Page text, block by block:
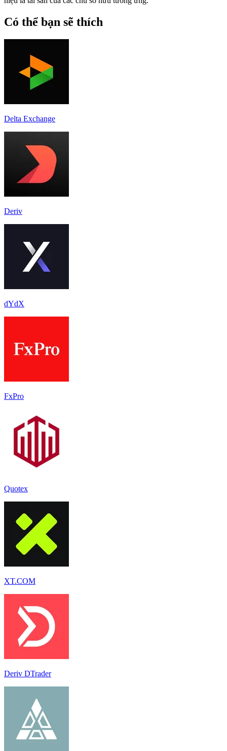
Có thể bạn sẽ thích
Delta Exchange
Deriv
dYdX
FxPro
Quotex
XT.COM
Deriv DTrader